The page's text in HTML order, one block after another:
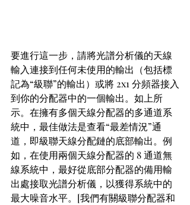
要進行這一步，請將光譜分析儀的天線
輸入連接到任何未使用的輸出（包括標
記為“級聯”的輸出）或將 2x1 分頻器接入
到你的分配器中的一個輸出。如上所
示。在擁有多個天線分配器的多通道系
統中，最佳做法是查看“最差情況”通
道，即級聯天線分配鏈的底部輸出。例
如，在使用兩個天線分配器的 8 通道無
線系統中，最好從底部分配器的備用輸
出處接取光譜分析儀，以獲得系統中的
最大噪音水平。[我們有關級聯分配器和